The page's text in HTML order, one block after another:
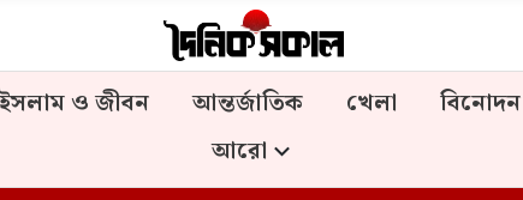
ইসলাম ও জীবন আন্তর্জাতিক খেলা বিনোদন
আরো